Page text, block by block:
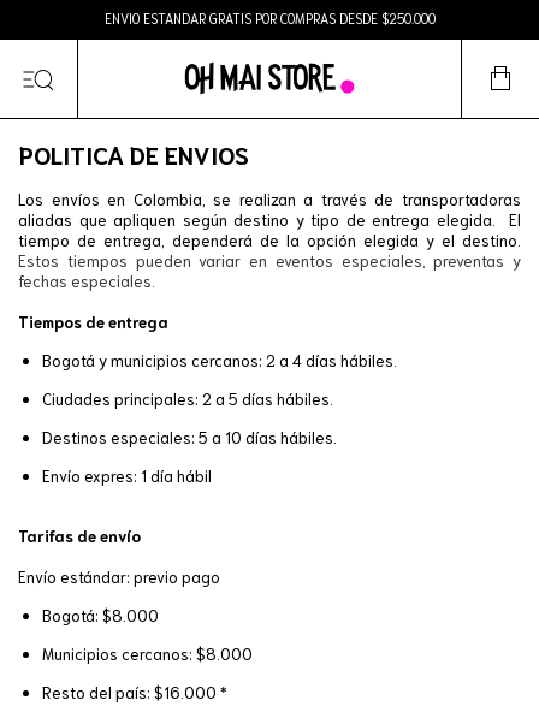
ENVIO ESTANDAR GRATIS POR COMPRAS DESDE $250.000
POLITICA DE ENVIOS
Los envíos en Colombia, se realizan a través de transportadoras
aliadas que apliquen según destino y tipo de entrega elegida. El
tiempo de entrega, dependerá de la opción elegida y el destino.
Estos tiempos pueden variar en eventos especiales, preventas y
fechas especiales.
Tiempos de entrega
Bogotá y municipios cercanos: 2 a 4 días hábiles.
Ciudades principales: 2 a 5 días hábiles.
Destinos especiales: 5 a 10 días hábiles.
Envío expres: 1 día hábil
Tarifas de envío
Envío estándar: previo pago
Bogotá: $8.000
Municipios cercanos: $8.000
Resto del país: $16.000 *